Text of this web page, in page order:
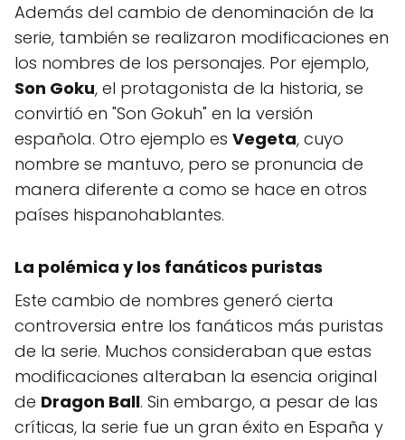
Además del cambio de denominación de la
serie, también se realizaron modificaciones en
los nombres de los personajes. Por ejemplo,
Son Goku, el protagonista de la historia, se
convirtió en "Son Gokuh" en la versión
española. Otro ejemplo es Vegeta, cuyo
nombre se mantuvo, pero se pronuncia de
manera diferente a como se hace en otros
países hispanohablantes.
La polémica y los fanáticos puristas
Este cambio de nombres generó cierta
controversia entre los fanáticos más puristas
de la serie. Muchos consideraban que estas
modificaciones alteraban la esencia original
de Dragon Ball. Sin embargo, a pesar de las
críticas, la serie fue un gran éxito en España y